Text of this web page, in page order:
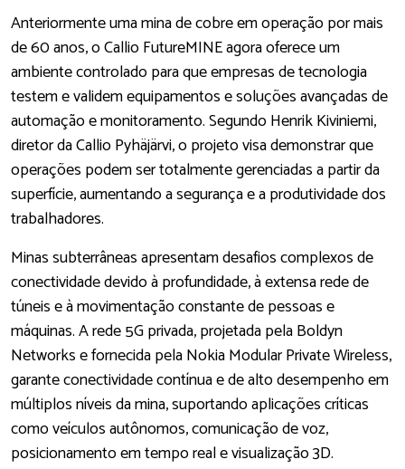
Anteriormente uma mina de cobre em operação por mais
de 60 anos, o Callio FutureMINE agora oferece um
ambiente controlado para que empresas de tecnologia
testem e validem equipamentos e soluções avançadas de
automação e monitoramento. Segundo Henrik Kiviniemi,
diretor da Callio Pyhäjärvi, o projeto visa demonstrar que
operações podem ser totalmente gerenciadas a partir da
superfície, aumentando a segurança e a produtividade dos
trabalhadores.
Minas subterrâneas apresentam desafios complexos de
conectividade devido à profundidade, à extensa rede de
túneis e à movimentação constante de pessoas e
máquinas. A rede 5G privada, projetada pela Boldyn
Networks e fornecida pela Nokia Modular Private Wireless,
garante conectividade contínua e de alto desempenho em
múltiplos níveis da mina, suportando aplicações críticas
como veículos autônomos, comunicação de voz,
posicionamento em tempo real e visualização 3D.